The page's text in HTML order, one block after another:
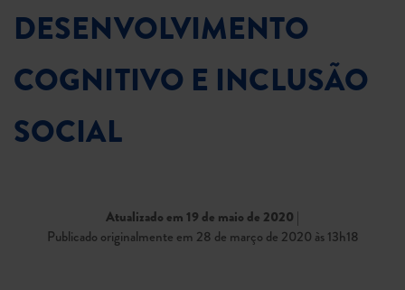
DESENVOLVIMENTO
COGNITIVO E INCLUSÃO
SOCIAL
Atualizado em 19 de maio de 2020 |
Publicado originalmente em 28 de março de 2020 às 13h18